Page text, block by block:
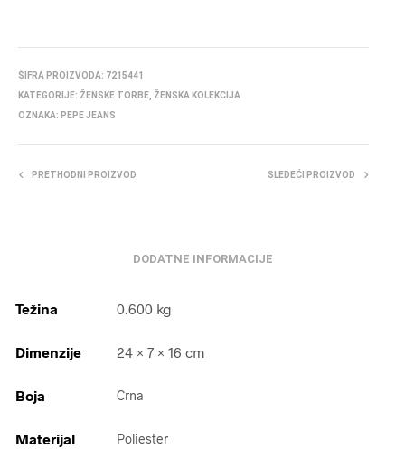
ŠIFRA PROIZVODA: 7215441
KATEGORIJE: ŽENSKE TORBE, ŽENSKA KOLEKCIJA
OZNAKA: PEPE JEANS
PRETHODNI PROIZVOD SLEDEĆI PROIZVOD
DODATNE INFORMACIJE
Težina 0.600 kg
Dimenzije 24 × 7 × 16 cm
Boja Crna
Materijal Poliester